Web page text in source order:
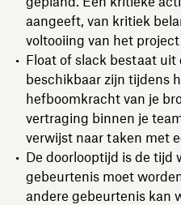
aangeeft, van kritiek
voltooiing van het
Float of slack bestaat
beschikbaar zijn tijdens
hefboomkracht van je
vertraging binnen je
verwijst naar taken met
De doorlooptijd is de tijd
gebeurtenis moet
andere gebeurtenis kan